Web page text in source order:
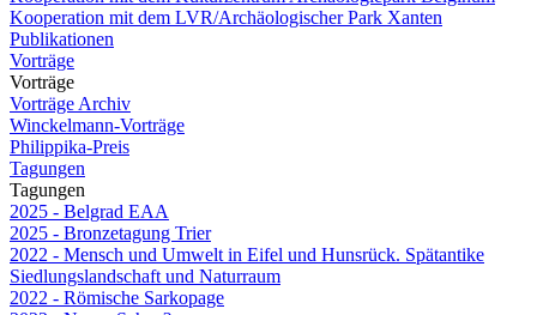
Kooperation mit dem LVR/Archäologischer Park Xanten
Publikationen
Vorträge
Vorträge
Vorträge Archiv
Winckelmann-Vorträge
Philippika-Preis
Tagungen
Tagungen
2025 - Belgrad EAA
2025 - Bronzetagung Trier
2022 - Mensch und Umwelt in Eifel und Hunsrück. Spätantike
Siedlungslandschaft und Naturraum
2022 - Römische Sarkopage